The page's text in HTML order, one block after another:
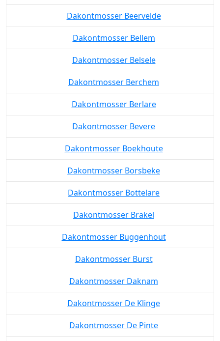
Dakontmosser Beervelde
Dakontmosser Bellem
Dakontmosser Belsele
Dakontmosser Berchem
Dakontmosser Berlare
Dakontmosser Bevere
Dakontmosser Boekhoute
Dakontmosser Borsbeke
Dakontmosser Bottelare
Dakontmosser Brakel
Dakontmosser Buggenhout
Dakontmosser Burst
Dakontmosser Daknam
Dakontmosser De Klinge
Dakontmosser De Pinte